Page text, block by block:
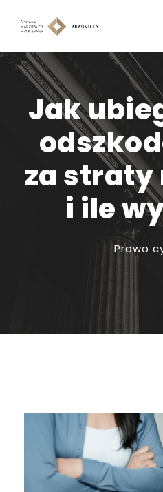
Jak
za straty
i ile
Prawo